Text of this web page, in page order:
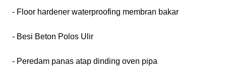
- Floor hardener waterproofing membran bakar
- Besi Beton Polos Ulir
- Peredam panas atap dinding oven pipa